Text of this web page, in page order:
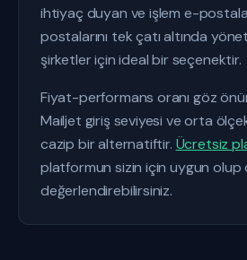
ihtiyaç duyan ve işlem e-
postalarını tek çatı altında
şirketler için ideal bir seçenektir.
Fiyat-performans oranı göz
Mailjet giriş seviyesi ve orta
cazip bir alternatiftir. Ücretsiz
platformun sizin için uygun olup
değerlendirebilirsiniz.